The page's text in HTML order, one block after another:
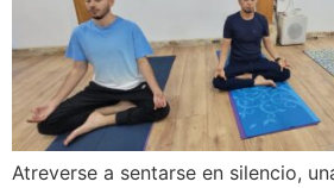
Atreverse a sentarse en silencio,